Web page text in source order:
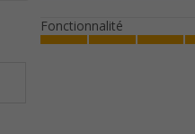
Fonctionnalité